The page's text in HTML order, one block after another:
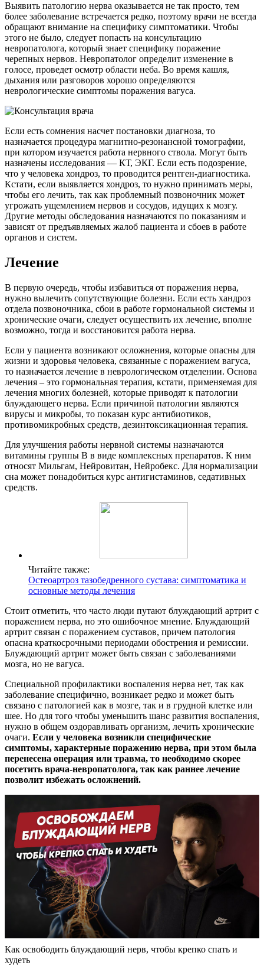
Выявить патологию нерва оказывается не так просто, тем
более заболевание встречается редко, поэтому врачи не всегда
обращают внимание на специфику симптоматики. Чтобы
этого не было, следует попасть на консультацию
невропатолога, который знает специфику поражение
черепных нервов. Невропатолог определит изменение в
голосе, проведет осмотр области неба. Во время кашля,
дыхания или разговоров хорошо определяются
неврологические симптомы поражения вагуса.
Если есть сомнения насчет постановки диагноза, то
назначается процедура магнитно-резонансной томографии,
при котором изучается работа нервного ствола. Могут быть
назначены исследования — КТ, ЭКГ. Если есть подозрение,
что у человека хондроз, то проводится рентген-диагностика.
Кстати, если выявляется хондроз, то нужно принимать меры,
чтобы его лечить, так как проблемный позвоночник может
угрожать ущемлением нервов и сосудов, идущих к мозгу.
Другие методы обследования назначаются по показаниям и
зависят от предъявляемых жалоб пациента и сбоев в работе
органов и систем.
Лечение
В первую очередь, чтобы избавиться от поражения нерва,
нужно вылечить сопутствующие болезни. Если есть хандроз
отдела позвоночника, сбои в работе гормональной системы и
хронические очаги, следует осуществить их лечение, вполне
возможно, тогда и восстановится работа нерва.
Если у пациента возникают осложнения, которые опасны для
жизни и здоровья человека, связанные с поражением вагуса,
то назначается лечение в неврологическом отделении. Основа
лечения – это гормональная терапия, кстати, применяемая для
лечения многих болезней, которые приводят к патологии
блуждающего нерва. Если причиной патологии являются
вирусы и микробы, то показан курс антибиотиков,
противомикробных средств, дезинтоксикационная терапия.
Для улучшения работы нервной системы назначаются
витамины группы B в виде комплексных препаратов. К ним
относят Мильгам, Нейровитан, Нейробекс. Для нормализации
сна может понадобиться курс антигистаминов, седативных
средств.
Читайте также:
Остеоартроз тазобедренного сустава: симптоматика и
основные методы лечения
Стоит отметить, что часто люди путают блуждающий артрит с
поражением нерва, но это ошибочное мнение. Блуждающий
артрит связан с поражением суставов, причем патология
опасна краткосрочными периодами обострения и ремиссии.
Блуждающий артрит может быть связан с заболеваниями
мозга, но не вагуса.
Специальной профилактики воспаления нерва нет, так как
заболевание специфично, возникает редко и может быть
связано с патологией как в мозге, так и в грудной клетке или
шее. Но для того чтобы уменьшить шанс развития воспаления,
нужно в общем оздоравливать организм, лечить хронические
очаги. Если у человека возникли специфические
симптомы, характерные поражению нерва, при этом была
перенесена операция или травма, то необходимо скорее
посетить врача-невропатолога, так как раннее лечение
позволит избежать осложнений.
Как освободить блуждающий нерв, чтобы крепко спать и
худеть